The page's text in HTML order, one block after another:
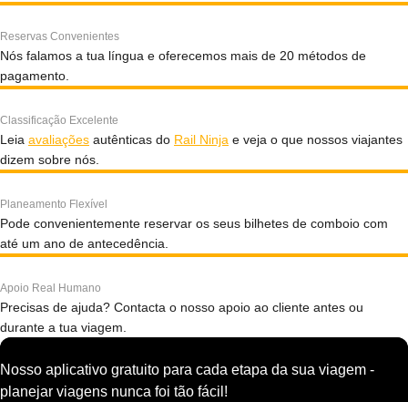
Reservas Convenientes
Nós falamos a tua língua e oferecemos mais de 20 métodos de
pagamento.
Classificação Excelente
Leia avaliações autênticas do Rail Ninja e veja o que nossos viajantes
dizem sobre nós.
Planeamento Flexível
Pode convenientemente reservar os seus bilhetes de comboio com
até um ano de antecedência.
Apoio Real Humano
Precisas de ajuda? Contacta o nosso apoio ao cliente antes ou
durante a tua viagem.
Nosso aplicativo gratuito para cada etapa da sua viagem -
planejar viagens nunca foi tão fácil!